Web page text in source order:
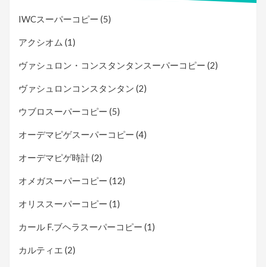
IWCスーパーコピー (5)
アクシオム (1)
ヴァシュロン・コンスタンタンスーパーコピー (2)
ヴァシュロンコンスタンタン (2)
ウブロスーパーコピー (5)
オーデマピゲスーパーコピー (4)
オーデマピゲ時計(2)
オメガスーパーコピー (12)
オリススーパーコピー (1)
カール F.ブヘラスーパーコピー (1)
カルティエ (2)